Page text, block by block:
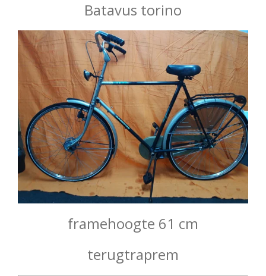
Batavus torino
framehoogte 61 cm
terugtraprem